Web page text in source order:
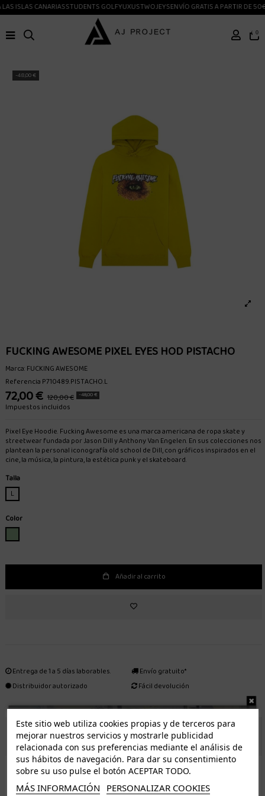
ISLAS CANARIASSTUDENTS GOLFYUXUSTWOJEYSENVÍO GRATIS A PARTIR DE 50€
0
-48,00 €
FUCKING AWESOME PIXEL EYES HOD PISTACHO
Marca:FUCKING AWESOME
ReferenciaP710489.PISTACHO.L
72,00 € 120,00 € -48,00 €
Impuestos incluidos
Pixel Eye Hoodie. Fucking Awesome es una marca americana de ropa skate y
streetwear fundada por Jason Dill y Anthony Van Engelen. En sus colecciones nos
plantean la personal iconografía old school de Dill, con gráficos inspirados en el
cine, la música, la pintura, la estética punk y el skateboard.
Talla
L
Color
Añadir al carrito
Entrega de 1 a 5 días laborables.
Distribuidor autorizado
Envío gratuito*
Fácil devolución
ENVÍO GRATUITO *
ISLAS CANARIAS
Tenerife 3.50€. Gratis a partir de 50€
Este sitio web utiliza cookies propias y de terceros para
mejorar nuestros servicios y mostrarle publicidad
relacionada con sus preferencias mediante el análisis de
sus hábitos de navegación. Para dar su consentimiento
sobre su uso pulse el botón ACEPTAR TODO.
MÁS INFORMACIÓN PERSONALIZAR COOKIES